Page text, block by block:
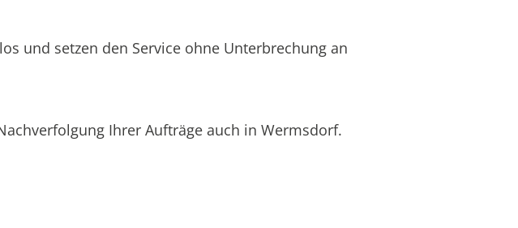
und setzen den Service ohne Unterbrechung an
Ihrer Aufträge auch in Wermsdorf.